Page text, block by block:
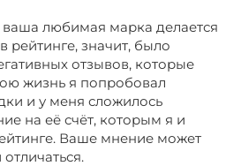
любимая марка делается
рейтинге, значит, было
отзывов, которые
жизнь я попробовал
и у меня сложилось
на её счёт, которым я и
Ваше мнение может